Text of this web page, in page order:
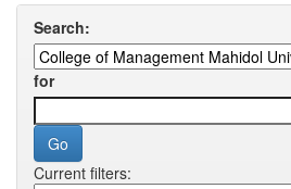
Search:
for
Current filters: